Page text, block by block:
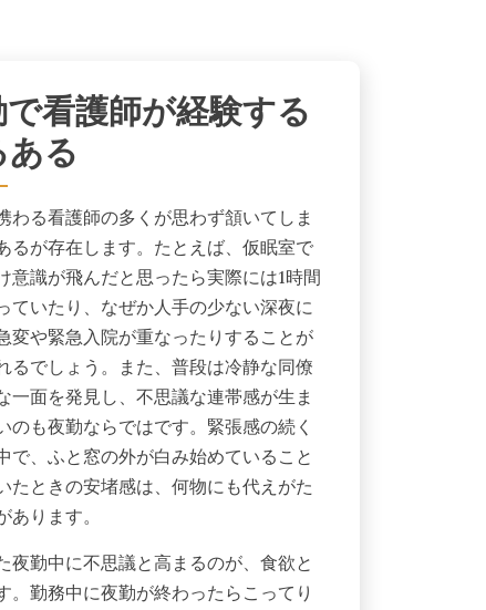
で看護師が経験する
ある
わる看護師の多くが思わず頷いてしま
るが存在します。たとえば、仮眠室で
意識が飛んだと思ったら実際には1時間
ていたり、なぜか人手の少ない深夜に
変や緊急入院が重なったりすることが
るでしょう。また、普段は冷静な同僚
一面を発見し、不思議な連帯感が生ま
のも夜勤ならではです。緊張感の続く
で、ふと窓の外が白み始めていること
たときの安堵感は、何物にも代えがた
あります。
夜勤中に不思議と高まるのが、食欲と
。勤務中に夜勤が終わったらこってり